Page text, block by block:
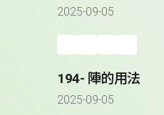
2025-09-05
194- 陣的用法
2025-09-05